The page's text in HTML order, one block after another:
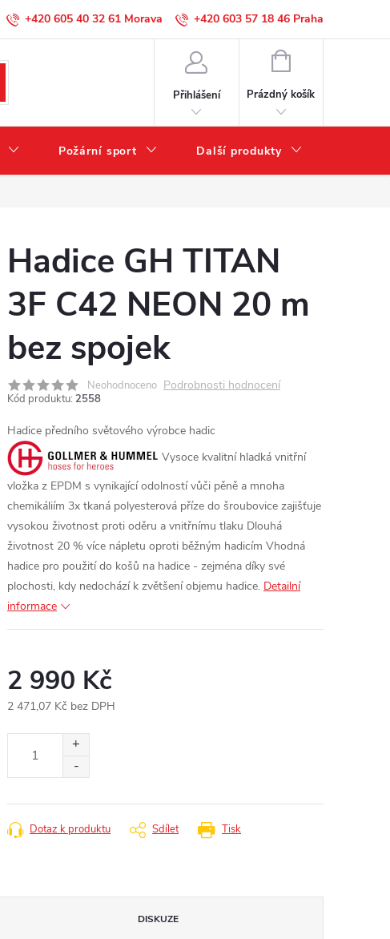
+420 605 40 32 61 +420 603 57 18 46
Přihlášení
NÁKUPNÍ
Prázdný košík
Požární sport Další produkty
Hadice GH TITAN
3F C42 NEON 20 m
bez spojek
Neohodnoceno Podrobnosti hodnocení
Kód produktu: 2558
Hadice předního světového výrobce hadic
Vysoce kvalitní hladká vnitřní
vložka z EPDM s vynikající odolností vůči pěně a mnoha
chemikáliím 3x tkaná polyesterová příze do šroubovice zajišťuje
vysokou životnost proti oděru a vnitřnímu tlaku Dlouhá
životnost 20 % více nápletu oproti běžným hadicím Vhodná
hadice pro použití do košů na hadice - zejména díky své
plochosti, kdy nedochází k zvětšení objemu hadice. Detailní
informace
2 990 Kč
2 471,07 Kč bez DPH
Tisk
Dotaz k produktu Sdílet
DISKUZE